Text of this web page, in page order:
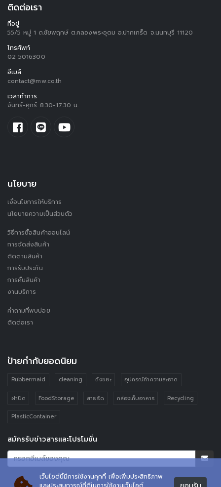
เว็บไซต์นี้มีการใช้งานคุกกี้ เพื่อเพิ่มประสิทธิภาพ
ติดต่อเรา
ที่อยู่
55/5 หมู่ 1 ถ.ชัยพฤกษ์ ต.คลองพระอุดม อ.ปากเกร็ด จ.นนทบุรี 11120
โทรศัพท์
02 5016300
อีเมล์
contact@mw.co.th
เวลาทำการ
จันทร์-ศุกร์ 8.30-17.30 น.
นโยบาย
เงื่อนไขการให้บริการ
นโยบายความเป็นส่วนตัว
วิธีการซื้อสินค้าออนไลน์
การจัดส่งสินค้า
ติดตามสินค้า
การรับประกัน
การคืนสินค้า
งานบริการ
คำถามที่พบบ่อย
ติดต่อเรา
ป้ายกำกับยอดนิยม
Rubbermaid cleaning ถังขยะ อุปกรณ์ทำความสะอาด
ฝาปิด FoodStorage สายรัด กล่องเก็บอาหาร Recycling
PlasticContainer
สมัครรับข่าวสารและโปรโมชั่น